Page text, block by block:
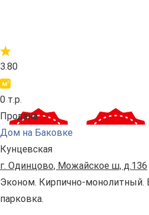
3.80
0 т.р.
Продана
Дом на Баковке
Кунцевская
г. Одинцово, Можайское ш, д.136
Эконом. Кирпично-монолитный.
парковка.